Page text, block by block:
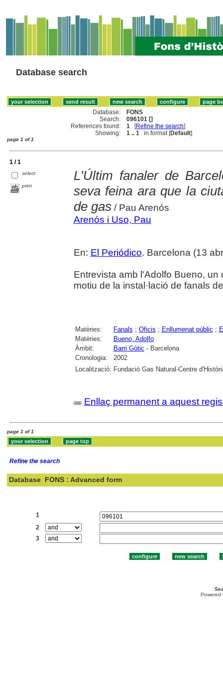
Database search
Database:
FONS
Search:
096101 []
References found:
1 [Refine the search]
Showing:
1 .. 1 in format [Default]
page 1 of 1
1 / 1
select
print
L'Últim fanaler de
seva feina ara que la
de gas/ Pau Arenós
Arenós i Uso, Pau
En: El Periódico. Barcelona (13
Entrevista amb l'Adolfo Bueno,
motiu de la instal·lació de fanals
Matèries: Fanals ; Oficis ; Enllumenat públic ;
Matèries:
Bueno, Adolfo
Àmbit:
Barri Gòtic - Barcelona
Cronologia:
2002
Localització: Fundació Gas Natural-Centre
Enllaç permanent a aquest
page 1 of 1
Refine the search
Database FONS : Advanced form
1
2
3